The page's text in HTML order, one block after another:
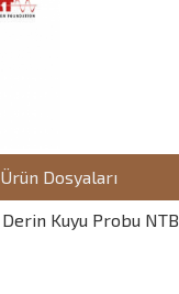
Ürün Dosyaları
Derin Kuyu Probu NTB